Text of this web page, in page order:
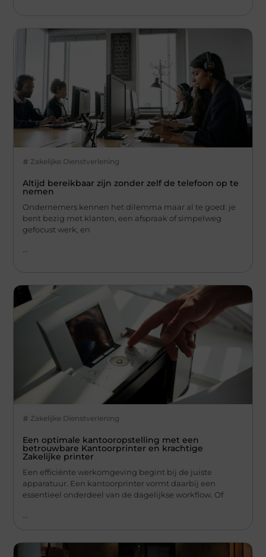
Zakelijke Dienstverlening
Altijd bereikbaar zijn zonder zelf de telefoon op te
nemen
Ondernemers kennen het dilemma maar al te goed: je
bent bezig met klanten, een afspraak of simpelweg
gefocust werk, en
...
Zakelijke Dienstverlening
Een optimale kantooropstelling met een
betrouwbare Kantoorprinter en krachtige
Zakelijke printer
Een efficiënte werkomgeving begint bij de juiste
apparatuur. Een kantoorprinter vormt daarbij een
essentieel onderdeel van de dagelijkse workflow. Of